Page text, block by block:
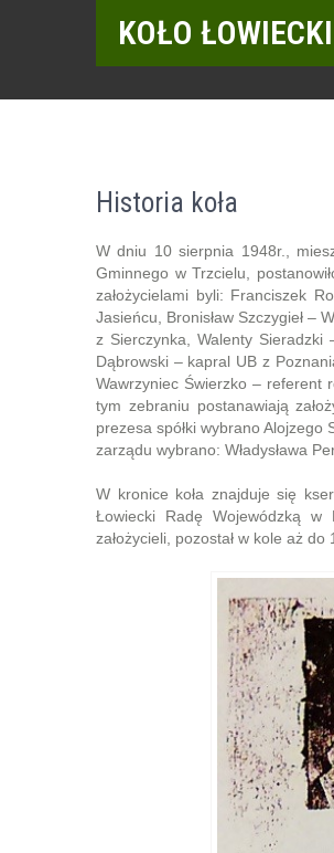
KOŁO
Historia koła
W dniu 10 sierpnia 1948r.,
Gminnego w Trzcielu,
założycielami byli: Franciszek
Jasieńcu, Bronisław Szczygieł –
z Sierczynka, Walenty Sieradzki
Dąbrowski – kapral UB z
Wawrzyniec Świerzko – referent
tym zebraniu postanawiają
prezesa spółki wybrano Alojzego
zarządu wybrano: Władysława
W kronice koła znajduje się
Łowiecki Radę Wojewódzką w
założycieli, pozostał w kole aż